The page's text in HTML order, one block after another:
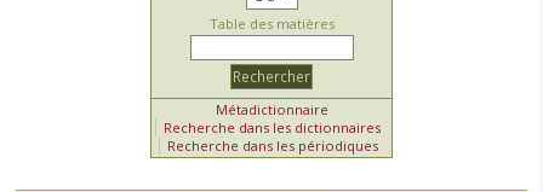
Table des matières
Métadictionnaire
Recherche dans les dictionnaires
Recherche dans les périodiques